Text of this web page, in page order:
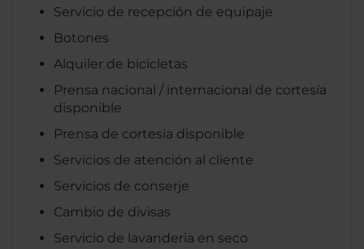
Servicio de recepción de equipaje
Botones
Alquiler de bicicletas
Prensa nacional / internacional de cortesía
disponible
Prensa de cortesía disponible
Servicios de atención al cliente
Servicios de conserje
Cambio de divisas
Servicio de lavanderia en seco